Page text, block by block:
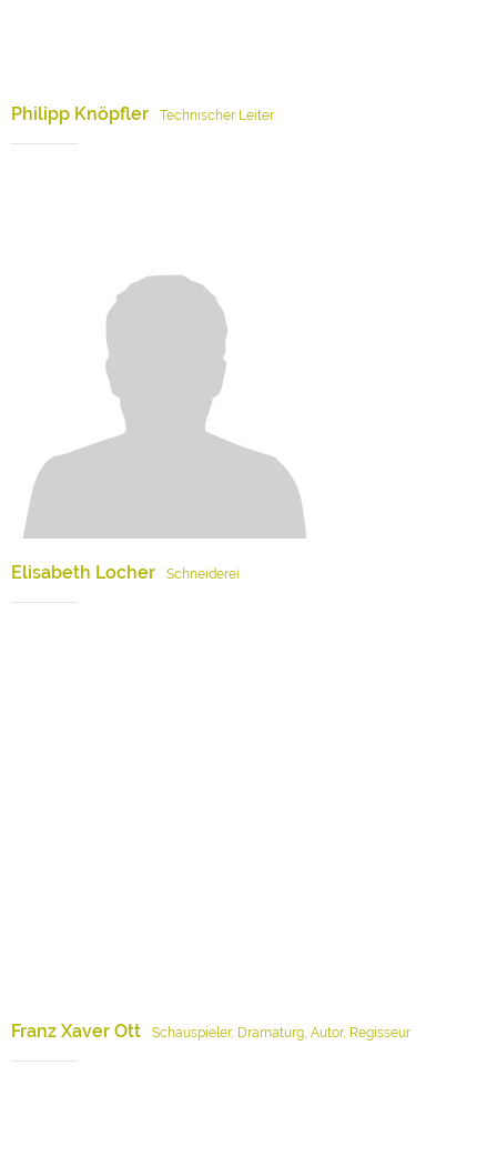
Philipp Knöpfler Technischer Leiter
Elisabeth Locher Schneiderei
Franz Xaver Ott Schauspieler, Dramaturg, Autor, Regisseur